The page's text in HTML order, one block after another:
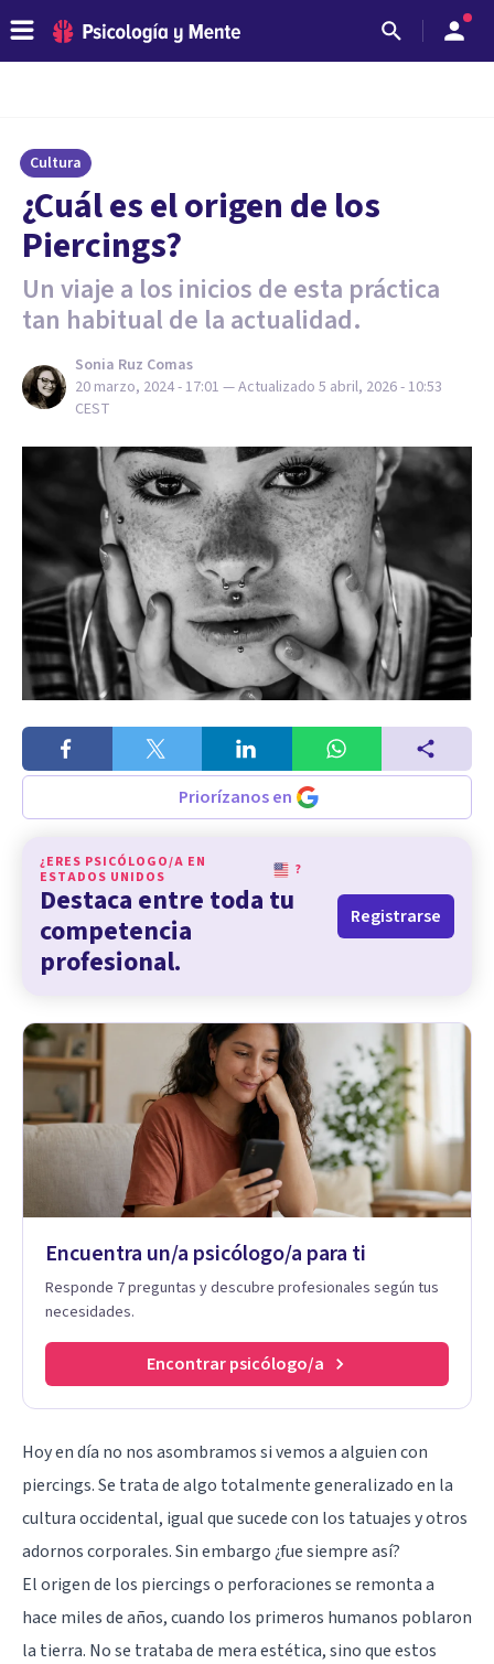
Cultura
¿Cuál es el origen de los
Piercings?
Un viaje a los inicios de esta práctica
tan habitual de la actualidad.
Sonia Ruz Comas
20 marzo, 2024 - 17:01 — Actualizado 5 abril, 2026 - 10:53
CEST
Priorízanos en
¿ERES PSICÓLOGO/A EN
ESTADOS UNIDOS
?
Destaca entre toda tu
competencia
profesional.
Registrarse
Encuentra un/a psicólogo/a para ti
Responde 7 preguntas y descubre profesionales según tus
necesidades.
Encontrar psicólogo/a
Hoy en día no nos asombramos si vemos a alguien con
piercings. Se trata de algo totalmente generalizado en la
cultura occidental, igual que sucede con los tatuajes y otros
adornos corporales. Sin embargo ¿fue siempre así?
El origen de los piercings o perforaciones se remonta a
hace miles de años, cuando los primeros humanos poblaron
la tierra. No se trataba de mera estética, sino que estos